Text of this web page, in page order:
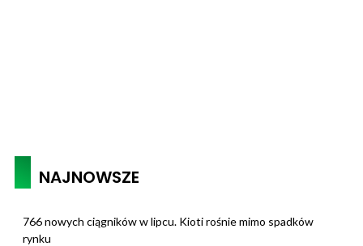
NAJNOWSZE
766 nowych ciągników w lipcu. Kioti rośnie mimo spadków
rynku